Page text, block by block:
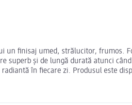
un finisaj umed, strălucitor, frumos.
superb și de lungă durată atunci
în fiecare zi. Produsul este